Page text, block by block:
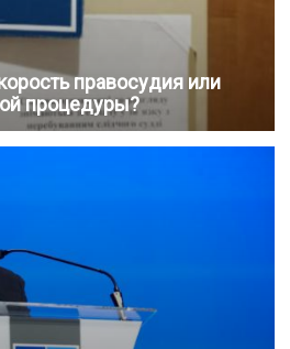
правосудия или
процедуры?